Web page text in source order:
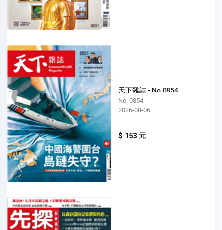
天下雜誌 - No.0854
No. 0854
2026-08-06
$ 153 元